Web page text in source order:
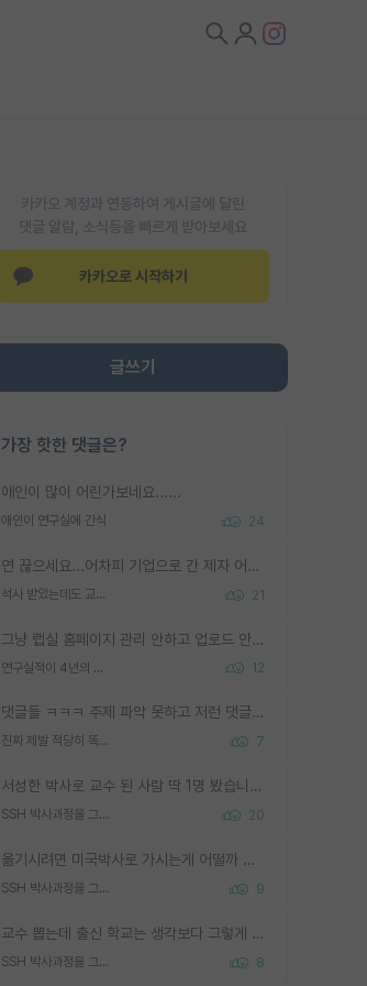
카카오 계정과 연동하여 게시글에 달린
댓글 알람, 소식등을 빠르게 받아보세요
카카오로 시작하기
글쓰기
가장 핫한 댓글은?
애인이 많이 어린가보네요......
애인이 연구실에 간식 24
연 끊으세요...어차피 기업으로 간 제자 어떻게 못합니다. 기업에서는 교수들 사기꾼으로 보는 시선도 강하고, 앞에서나 교수님하고 떠받들어주지 많이 무시합니다. 영향력도 0에 수렴합니다. 그리고 생각해보십시오. 석사로 기업간 제자가 무슨 힘이 있다고 과제를 달라고 합니까? 말만 교수지 무능력자라고 생각합니다. 세금이 아깝습니다.
석사 받았는데도 교수랑 연락한다. 21
그냥 랩실 홈페이지 관리 안하고 업로드 안한거 아님?
연구실적이 4년의 공백이 있는거 어떻게 생각하냐 12
댓글들 ㅋㅋㅋ 주제 파악 못하고 저런 댓글들을 쓰네. 조직에 인간이 얼마나 중요한데 걱정될 수도 있지 ㅋㅋ 본인들은 퍽이나 잘하나봐 ? 현실은 남들한테 욕 안 먹는 1인분만 하는 것도 힘들텐데 ?
진짜 제발 적당히 똑똑한 박사과정이라도 위에 있었으면.. 7
서성한 박사로 교수 된 사람 딱 1명 봤습니다. 근데 지방대 박사로 교수된 거는 기적이 일어나야되요. 서성한 학부부터여도 빡센게 교수임용일텐데 지방대박사로 무슨 교수가 되나요...... 중소기업/중견기업 팀장급/연구소장급이나 될거 같네요.
SSH 박사과정을 그만두고 지방대 박사로 옮기면 교수의 꿈은 끝일까요? 20
옮기시려면 미국박사로 가시는게 어떨까 싶네요. 교수가 꿈이면 미국박사 하고 미국교수 까지 같이 노리시는게 기회가 많지 않을까요?
SSH 박사과정을 그만두고 지방대 박사로 옮기면 교수의 꿈은 끝일까요? 9
교수 뽑는데 출신 학교는 생각보다 그렇게 안 봄. 앞으로는 더 안 보게 될거임. 박사는 어디서 진행해도 됨. 단, 제대로 쌓고 좋은 실적 만들 수 있다면. 그런데 지방대는 그럴 가능성이 지극히 낮음. 나만 열심히 잘 하면 된다? 인간은 주변 환경에 지배되는 나약한 존재임. 주변의 지방대 대학원생과 섞이고 지방 특유의 여유로움 또는 나쁘게 얘기해서 나태함에 젖어 살다보면 교수의 꿈 자체를 잊어버리게 될 가능성도 있음. 주변 환경이 70~80%임.
SSH 박사과정을 그만두고 지방대 박사로 옮기면 교수의 꿈은 끝일까요? 8